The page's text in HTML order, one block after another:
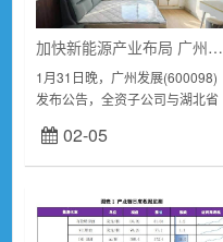
加快新能源产业布局 广州发展拟8亿元投建能源一体化项目
1月31日晚，广州发展(600098)
发布公告，全资子公司与湖北省
面战略合作协议》，共同推进江
陵县能源一体化项目，预计总投
02-05